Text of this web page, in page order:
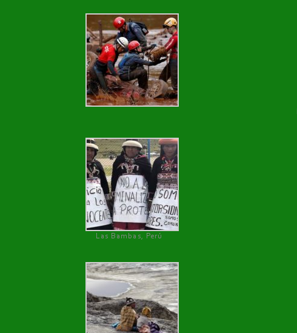
Las Bambas, Perú